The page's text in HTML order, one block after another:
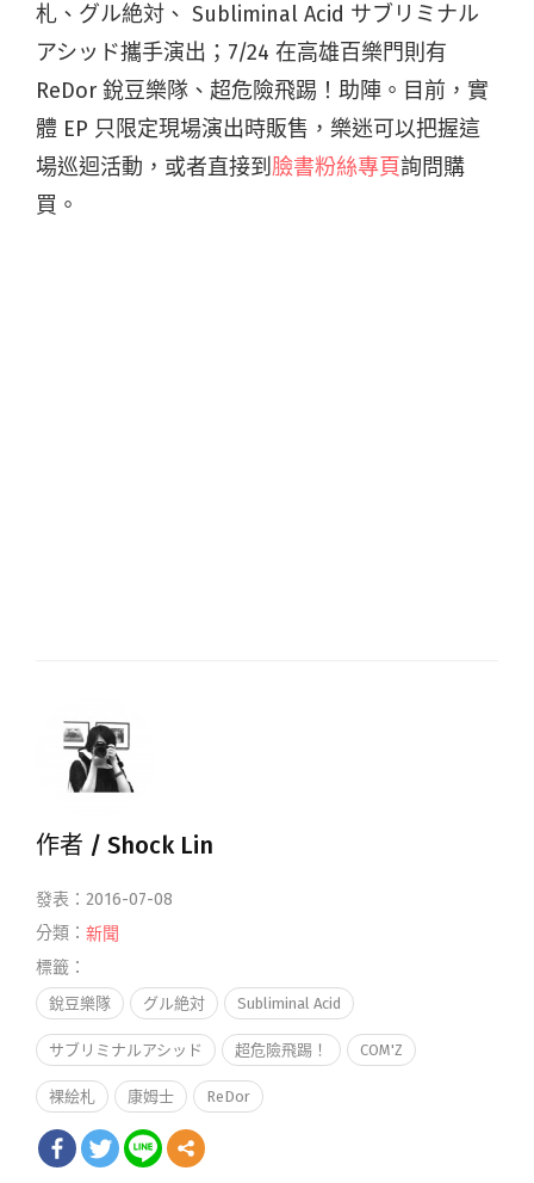
札、グル絶対、 Subliminal Acid サブリミナル
アシッド攜手演出；7/24 在高雄百樂門則有
ReDor 銳豆樂隊、超危險飛踢！助陣。目前，實
體 EP 只限定現場演出時販售，樂迷可以把握這
場巡迴活動，或者直接到 臉書粉絲專頁詢問購
買。
作者 / Shock Lin
發表：2016-07-08
分類： 新聞
標籤：
銳豆樂隊 グル絶対 Subliminal Acid
サブリミナルアシッド 超危險飛踢！ COM'Z
裸絵札 康姆士 ReDor